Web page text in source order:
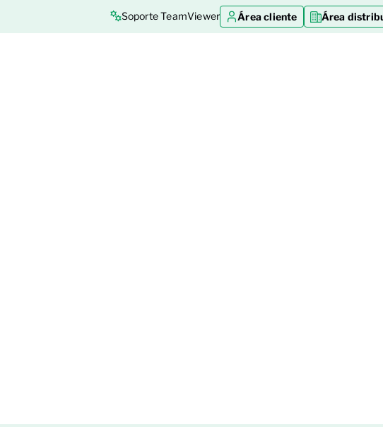
Soporte TeamViewer Área cliente Área